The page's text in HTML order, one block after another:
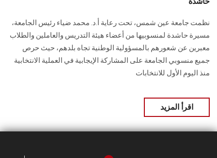
سجل الان
نظمت جامعة عين شمس، تحت رعاية أ.د. محمد ضياء رئيس الجامعة،
مسيرة حاشدة لمنسوبيها من أعضاء هيئة التدريس والعاملين والطلاب
معبرين عن شعورهم بالمسؤولية الوطنية تجاه بلدهم، حيث حرص
جميع منسوبي الجامعة على المشاركة الإيجابية في العملية الانتخابية
منذ اليوم الأول للانتخابات
اقرأ المزيد